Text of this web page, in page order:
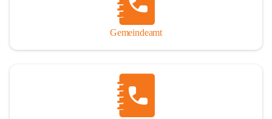
Gemeindeamt